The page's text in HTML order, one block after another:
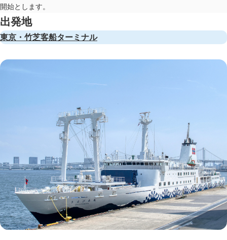
開始とします。
出発地
東京・竹芝客船ターミナル